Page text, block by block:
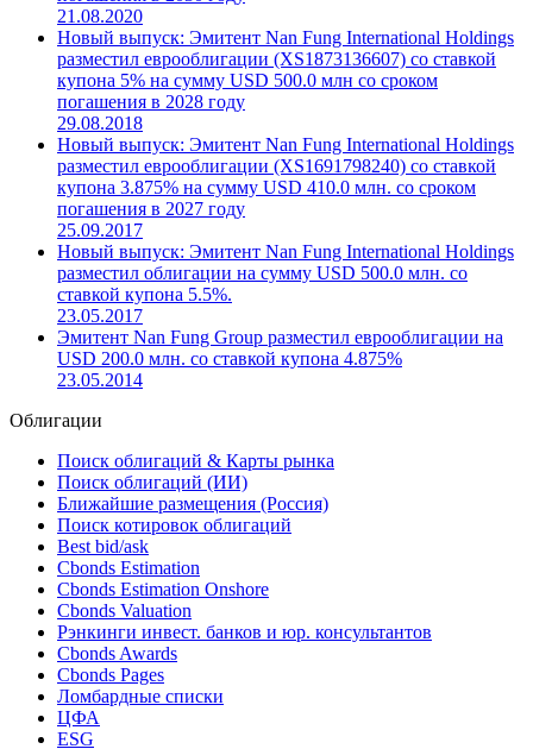
Новый выпуск: Эмитент Nan Fung International Holdings
разместил еврооблигации (XS2221839793) со ставкой
купона 3.625% на сумму USD 500.0 млн со сроком
погашения в 2030 году
21.08.2020
Новый выпуск: Эмитент Nan Fung International Holdings
разместил еврооблигации (XS1873136607) со ставкой
купона 5% на сумму USD 500.0 млн со сроком
погашения в 2028 году
29.08.2018
Новый выпуск: Эмитент Nan Fung International Holdings
разместил еврооблигации (XS1691798240) со ставкой
купона 3.875% на сумму USD 410.0 млн. со сроком
погашения в 2027 году
25.09.2017
Новый выпуск: Эмитент Nan Fung International Holdings
разместил облигации на сумму USD 500.0 млн. со
ставкой купона 5.5%.
Эмитент Nan Fung Group разместил еврооблигации на
23.05.2014
Облигации
Поиск облигаций & Карты рынка
Поиск облигаций (ИИ)
Ближайшие размещения (Россия)
Поиск котировок облигаций
Best bid/ask
Cbonds Estimation
Cbonds Estimation Onshore
Cbonds Valuation
Рэнкинги инвест. банков и юр. консультантов
Cbonds Awards